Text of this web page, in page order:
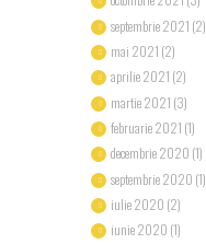
septembrie2021 (2)
mai 2021 (2)
aprilie2021 (2)
martie2021 (3)
februarie2021 (1)
decembrie2020 (1)
septembrie2020 (1)
iulie2020 (2)
iunie2020 (1)